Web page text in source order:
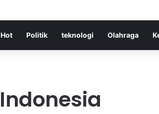
Hot Politik teknologi Olahraga